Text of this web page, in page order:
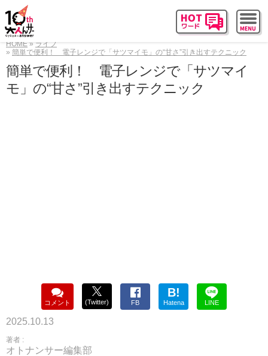
HOME
ライフ
簡単で便利！ 電子レンジで「サツマイモ」の“甘さ”引き出すテクニック
簡単で便利！ 電子レンジで「サツマイ
モ」の“甘さ”引き出すテクニック
コメント (Twitter) FB
B!
Hatena LINE
2025.10.13
著者 :
オトナンサー編集部